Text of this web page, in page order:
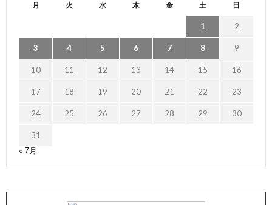
月 火 水 木 金 土 日
1 2
3 4 5 6 7 8 9
10 11 12 13 14 15 16
17 18 19 20 21 22 23
24 25 26 27 28 29 30
31
« 7月